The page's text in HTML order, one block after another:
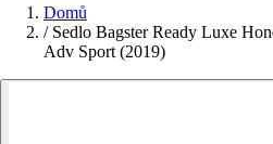
Domů
/ Sedlo Bagster Ready Luxe
Adv Sport (2019)